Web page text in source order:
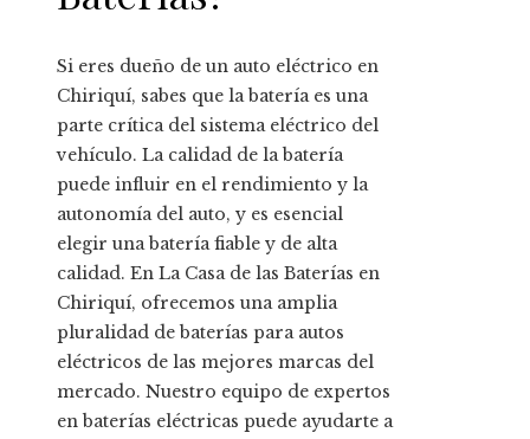
Si eres dueño de un auto eléctrico en
Chiriquí, sabes que la batería es una
parte crítica del sistema eléctrico del
vehículo. La calidad de la batería
puede influir en el rendimiento y la
autonomía del auto, y es esencial
elegir una batería fiable y de alta
calidad. En La Casa de las Baterías en
Chiriquí, ofrecemos una amplia
pluralidad de baterías para autos
eléctricos de las mejores marcas del
mercado. Nuestro equipo de expertos
en baterías eléctricas puede ayudarte a